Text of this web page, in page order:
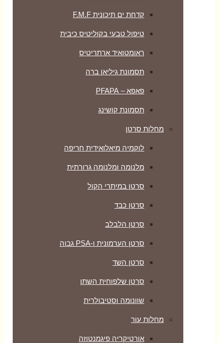
קדחת ים תיכונית F.M.F
טיפול טבעי בקוליטיס כיבית
ראומטואיד ארתריטיס
תסמונת גיליאן ברה
פאפא – PFAPA
תסמונת קושינג
מחלות סרטן
לוקמיה מיאלואידית חריפה
מלנומה ומלנומה גרורתית
סרטן במיתרי הקול
סרטן כבד
סרטן הלבלב
סרטן הערמונית ו-PSA גבוה
סרטן השד
סרטן שלפוחית השתן
שוונומה וסטיבולרית
מחלות עור
אורטיקריה פיגמנטוזה